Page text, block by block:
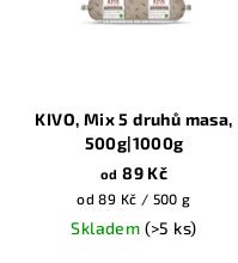
KIVO, Mix 5 druhů masa,
500g|1000g
od 89 Kč
Měrná
cena:
od 89 Kč / 500 g
Skladem (>5 ks)